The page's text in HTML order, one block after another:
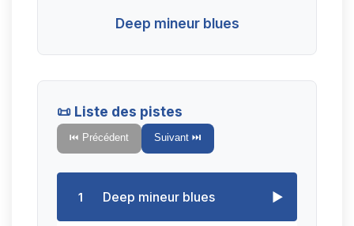
Deep mineur blues
📜 Liste des pistes
⏮️ Précédent Suivant ⏭️
1 Deep mineur blues ▶️